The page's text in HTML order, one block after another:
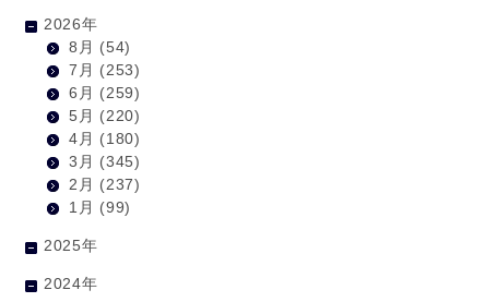
2026年
8月 (54)
7月 (253)
6月 (259)
5月 (220)
4月 (180)
3月 (345)
2月 (237)
1月 (99)
2025年
2024年